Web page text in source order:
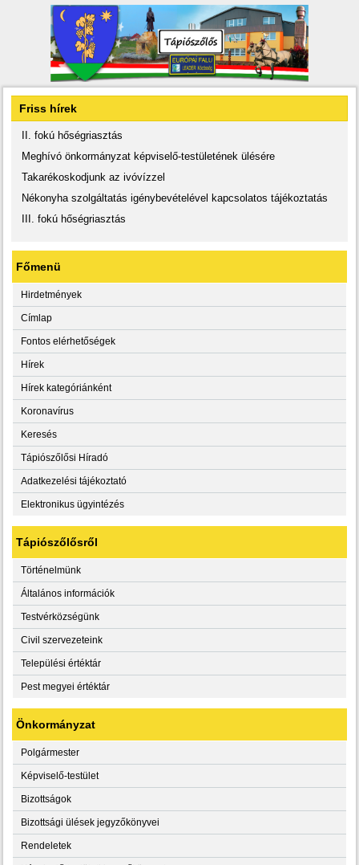
Friss hírek
II. fokú hőségriasztás
Meghívó önkormányzat képviselő-testületének ülésére
Takarékoskodjunk az ivóvízzel
Nékonyha szolgáltatás igénybevételével kapcsolatos tájékoztatás
III. fokú hőségriasztás
Főmenü
Hirdetmények
Címlap
Fontos elérhetőségek
Hírek
Hírek kategóriánként
Koronavírus
Keresés
Tápiószőlősi Híradó
Adatkezelési tájékoztató
Elektronikus ügyintézés
Tápiószőlősről
Történelmünk
Általános információk
Testvérközségünk
Civil szervezeteink
Települési értéktár
Pest megyei értéktár
Önkormányzat
Polgármester
Képviselő-testület
Bizottságok
Bizottsági ülések jegyzőkönyvei
Rendeletek